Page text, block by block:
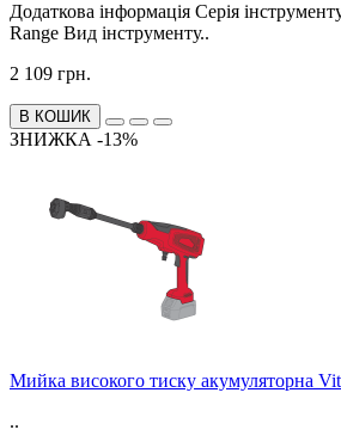
Додаткова інформація Серія
Range Вид інструменту..
2 109 грн.
В КОШИК
ЗНИЖКА -13%
Мийка високого тиску акумуляторна
..